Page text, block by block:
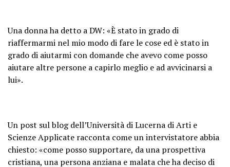
Una donna ha detto a DW: «È stato in grado di
riaffermarmi nel mio modo di fare le cose ed è stato in
grado di aiutarmi con domande che avevo come posso
aiutare altre persone a capirlo meglio e ad avvicinarsi a
lui».
Un post sul blog dell’Università di Lucerna di Arti e
Scienze Applicate racconta come un intervistatore abbia
chiesto: «come posso supportare, da una prospettiva
cristiana, una persona anziana e malata che ha deciso di